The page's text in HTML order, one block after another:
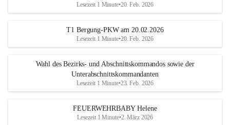
Lesezeit 1 Minute•20. Feb. 2026
T1 Bergung-PKW am 20.02.2026
Lesezeit 1 Minute•20. Feb. 2026
Wahl des Bezirks- und Abschnittskommandos sowie der
Unterabschnittskommandanten
Lesezeit 1 Minute•23. Feb. 2026
FEUERWEHRBABY Helene
Lesezeit 1 Minute•2. März 2026